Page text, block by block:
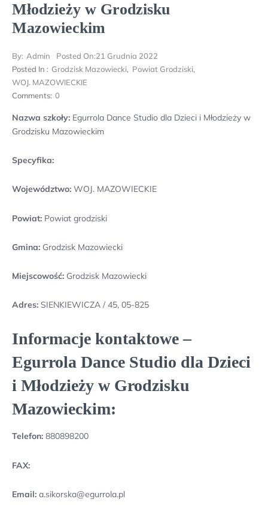
Młodzieży w Grodzisku
Mazowieckim
By: Admin Posted On:21 Grudnia 2022
Posted In : Grodzisk Mazowiecki, Powiat Grodziski,
WOJ. MAZOWIECKIE
Comments: 0
Nazwa szkoły: Egurrola Dance Studio dla Dzieci i Młodzieży w
Grodzisku Mazowieckim
Specyfika:
Województwo: WOJ. MAZOWIECKIE
Powiat: Powiat grodziski
Gmina: Grodzisk Mazowiecki
Miejscowość: Grodzisk Mazowiecki
Adres: SIENKIEWICZA / 45, 05-825
Informacje kontaktowe –
Egurrola Dance Studio dla Dzieci
i Młodzieży w Grodzisku
Mazowieckim:
Telefon: 880898200
FAX:
Email: a.sikorska@egurrola.pl